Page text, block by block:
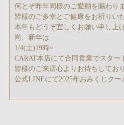
何とぞ昨年同様のご愛顧を賜わり
皆様のご多幸とご健康をお祈りい
本年もどうぞ宜しくお願い申し上
尚、新年は
1/4(土)19時~
CARAT本店にて合同営業でスター
皆様のご来店心よりお待ちしてお
公式LINEにて2025年おみくじク